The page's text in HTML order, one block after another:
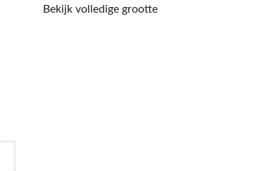
Bekijk volledige grootte